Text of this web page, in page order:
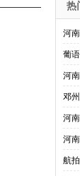
热
河
葡
河
邓
河
河
航